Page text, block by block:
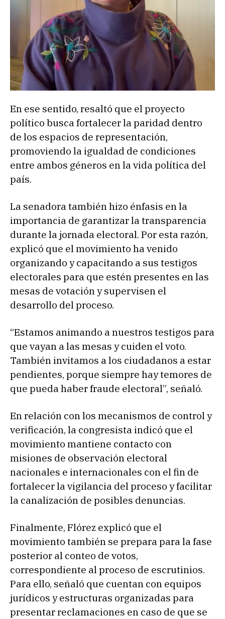
En ese sentido, resaltó que el proyecto
político busca fortalecer la paridad dentro
de los espacios de representación,
promoviendo la igualdad de condiciones
entre ambos géneros en la vida política del
país.
La senadora también hizo énfasis en la
importancia de garantizar la transparencia
durante la jornada electoral. Por esta razón,
explicó que el movimiento ha venido
organizando y capacitando a sus testigos
electorales para que estén presentes en las
mesas de votación y supervisen el
desarrollo del proceso.
“Estamos animando a nuestros testigos para
que vayan a las mesas y cuiden el voto.
También invitamos a los ciudadanos a estar
pendientes, porque siempre hay temores de
que pueda haber fraude electoral”, señaló.
En relación con los mecanismos de control y
verificación, la congresista indicó que el
movimiento mantiene contacto con
misiones de observación electoral
nacionales e internacionales con el fin de
fortalecer la vigilancia del proceso y facilitar
la canalización de posibles denuncias.
Finalmente, Flórez explicó que el
movimiento también se prepara para la fase
posterior al conteo de votos,
correspondiente al proceso de escrutinios.
Para ello, señaló que cuentan con equipos
jurídicos y estructuras organizadas para
presentar reclamaciones en caso de que se